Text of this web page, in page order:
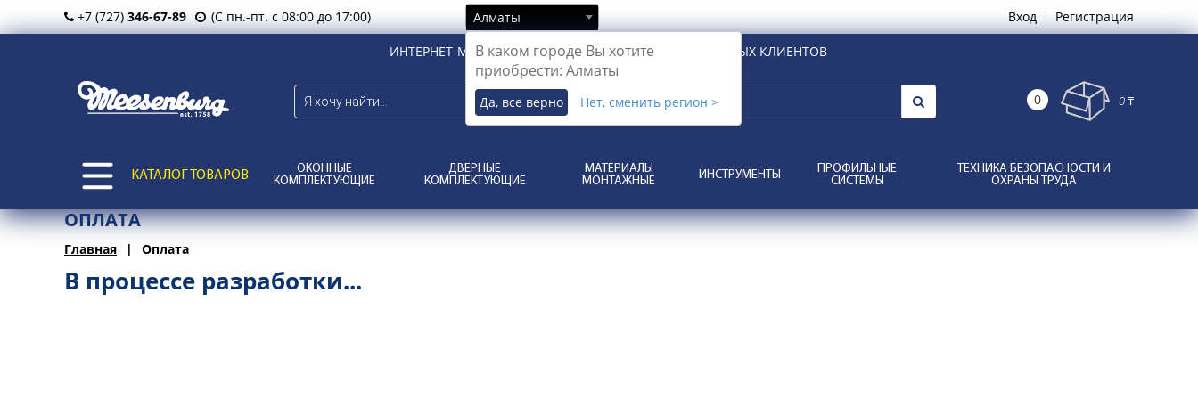
+7 (727) 346-67-89 (С пн.-пт. с 08:00 до 17:00) Алматы
В каком городе Вы хотите
приобрести: Алматы
Да, все верно Нет, сменить регион >
Вход Регистрация
ИНТЕРНЕТ-МАГАЗИН ДЛЯ РОЗНИЧНЫХ И КОРПОРАТИВНЫХ КЛИЕНТОВ
0 0 ₸
КАТАЛОГ ТОВАРОВ
ОКОННЫЕ
КОМПЛЕКТУЮЩИЕ
ДВЕРНЫЕ
КОМПЛЕКТУЮЩИЕ
МАТЕРИАЛЫ
МОНТАЖНЫЕ
ИНСТРУМЕНТЫ
ПРОФИЛЬНЫЕ
СИСТЕМЫ
ТЕХНИКА БЕЗОПАСНОСТИ И
ОХРАНЫ ТРУДА
ОПЛАТА
Главная Оплата
В процессе разработки...